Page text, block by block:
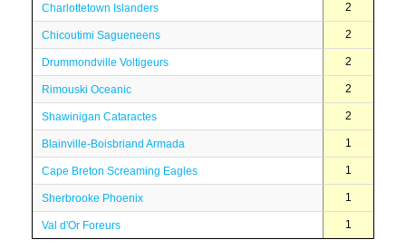
Charlottetown Islanders 2
Chicoutimi Sagueneens 2
Drummondville Voltigeurs 2
Rimouski Oceanic 2
Shawinigan Cataractes 2
Blainville-Boisbriand Armada 1
Cape Breton Screaming Eagles 1
Sherbrooke Phoenix 1
Val d'Or Foreurs 1